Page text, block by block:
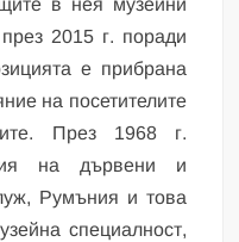
в нея музейни
2015 г. поради
е прибрана
на посетителите
През 1968 г.
на дървени и
Румъния и това
специалност,